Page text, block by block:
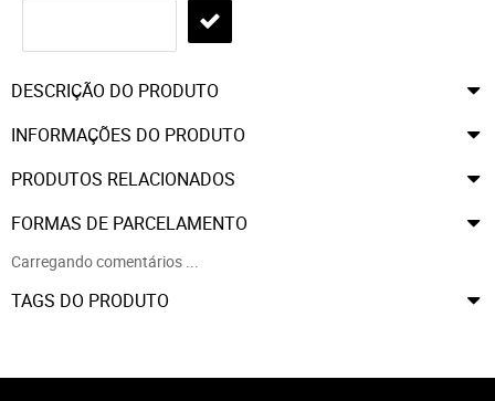
DESCRIÇÃO DO PRODUTO
INFORMAÇÕES DO PRODUTO
PRODUTOS RELACIONADOS
FORMAS DE PARCELAMENTO
Carregando comentários ...
TAGS DO PRODUTO